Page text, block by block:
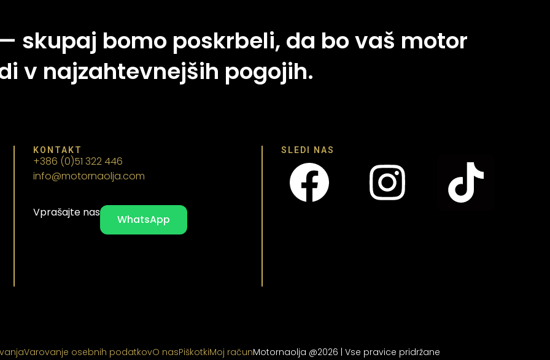
skupaj bomo poskrbeli, da bo vaš motor
v najzahtevnejših pogojih.
KONTAKT
+386 (0)51 322 446
info@motornaolja.com
Vprašajte nas
WhatsApp
SLEDI NAS
Varovanje osebnih podatkovO nasPiškotkiMoj računMotornaolja @2026 | Vse pravice pridržane